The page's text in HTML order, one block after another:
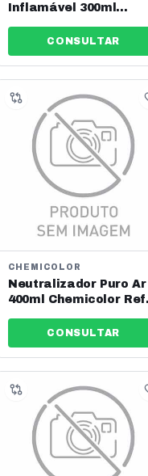
Inflamável 300ml
0680448CONSULTAR
CHEMICOLOR
Neutralizador Puro Ar
400ml Chemicolor
CONSULTAR